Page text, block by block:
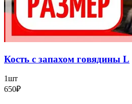
Кость с запахом говядины L
1шт
650₽